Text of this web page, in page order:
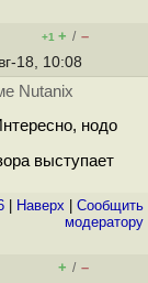
+1 + / –
18, 10:08
Nutanix
нодо
выступает
Наверх
Cообщить
модератору
+ / –